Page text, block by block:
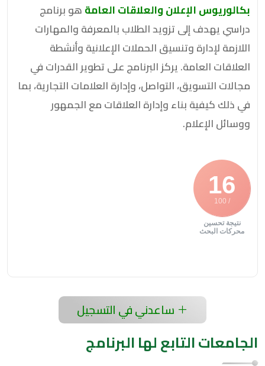
بكالوريوس الإعلان والعلاقات العامةهو برنامج
دراسي يهدف إلى تزويد الطلاب بالمعرفة والمهارات
اللازمة لإدارة وتنسيق الحملات الإعلانية وأنشطة
العلاقات العامة. يركز البرنامج على تطوير القدرات في
مجالات التسويق، التواصل، وإدارة العلامات التجارية، بما
في ذلك كيفية بناء وإدارة العلاقات مع الجمهور
ووسائل الإعلام.
16
/ 100
نتيجة تحسين
محركات البحث
ساعدني في التسجيل
الجامعات التابع لها البرنامج